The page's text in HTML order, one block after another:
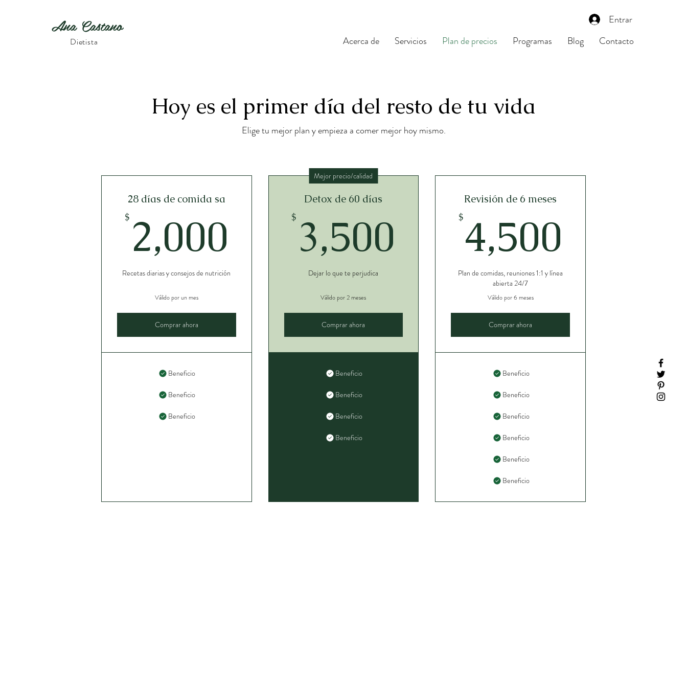
Ana Castano
Dietista
Entrar
Acerca de
Servicios Plan de precios Programas Blog Contacto
Hoy es el primer día del resto de tu vida
Elige tu mejor plan y empieza a comer mejor hoy mismo.
28 días de comida sa
$ 2,000 2,000$
Recetas diarias y consejos de nutrición
Válido por un mes
Comprar ahora
Beneficio
Beneficio
Beneficio
Mejor precio/calidad
Detox de 60 días
$ 3,500 3,500$
Dejar lo que te perjudica
Válido por 2 meses
Comprar ahora
Beneficio
Beneficio
Beneficio
Beneficio
Revisión de 6 meses
$ 4,500
Plan de comidas, reuniones 1:1 y línea
abierta 24/7
Válido por 6 meses
Comprar ahora
Beneficio
Beneficio
Beneficio
Beneficio
Beneficio
Beneficio